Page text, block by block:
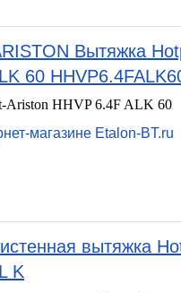
Вытяжка
60
Ariston HHVP 6.4F ALK 60
магазине Etalon-BT.ru
вытяжка
K